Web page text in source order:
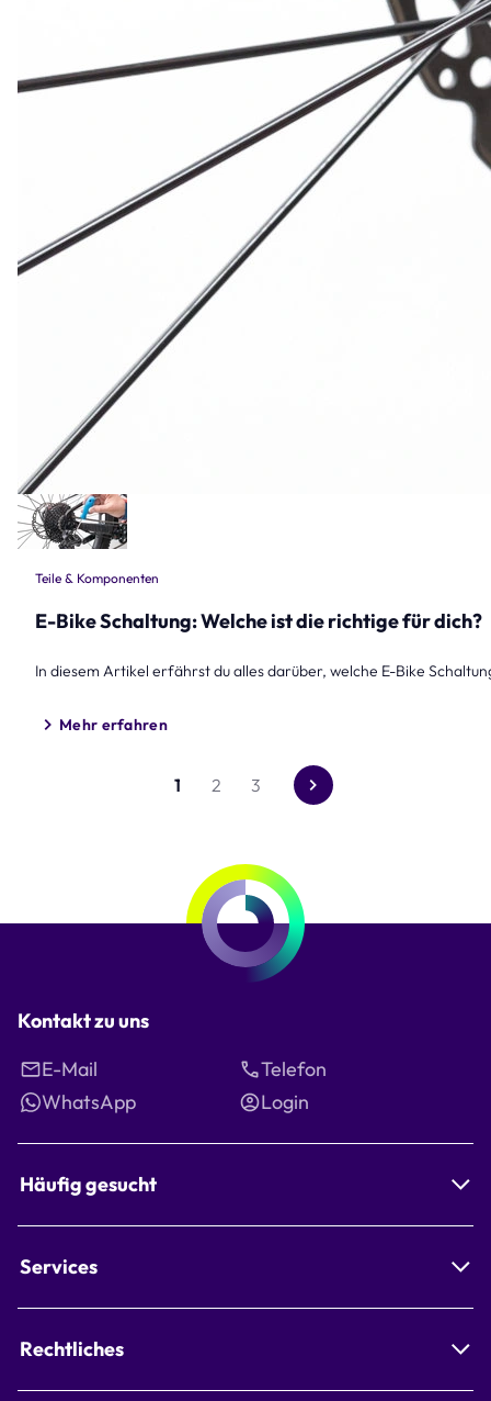
Teile & Komponenten
E-Bike Schaltung: Welche ist die richtige für dich?
In diesem Artikel erfährst du alles darüber, welche E-Bike
Mehr erfahren
1 2 3
Gehe
Kontakt zu uns
E-Mail
Telefon
WhatsApp
Login
Häufig gesucht
Services
Rechtliches